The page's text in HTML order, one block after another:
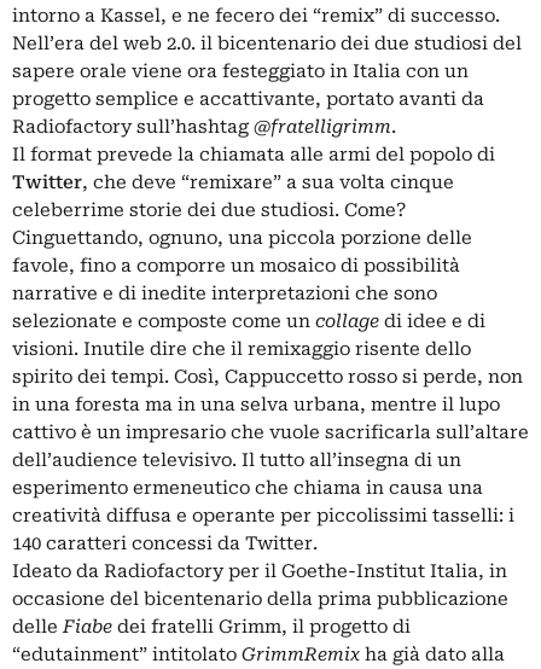
intorno a Kassel, e ne fecero dei “remix” di successo.
Nell’era del web 2.0. il bicentenario dei due studiosi del
sapere orale viene ora festeggiato in Italia con un
progetto semplice e accattivante, portato avanti da
Radiofactory sull’hashtag@fratelligrimm.
Il format prevede la chiamata alle armi del popolo di
Twitter, che deve “remixare” a sua volta cinque
celeberrime storie dei due studiosi. Come?
Cinguettando, ognuno, una piccola porzione delle
favole, fino a comporre un mosaico di possibilità
narrative e di inedite interpretazioni che sono
selezionate e composte come un collage di idee e di
visioni. Inutile dire che il remixaggio risente dello
spirito dei tempi. Così, Cappuccetto rosso si perde, non
in una foresta ma in una selva urbana, mentre il lupo
cattivo è un impresario che vuole sacrificarla sull’altare
dell’audience televisivo. Il tutto all’insegna di un
esperimento ermeneutico che chiama in causa una
creatività diffusa e operante per piccolissimi tasselli: i
140 caratteri concessi da Twitter.
Ideato da Radiofactory per il Goethe-Institut Italia, in
occasione del bicentenario della prima pubblicazione
delleFiabe dei fratelli Grimm, il progetto di
“edutainment” intitolato GrimmRemix ha già dato alla